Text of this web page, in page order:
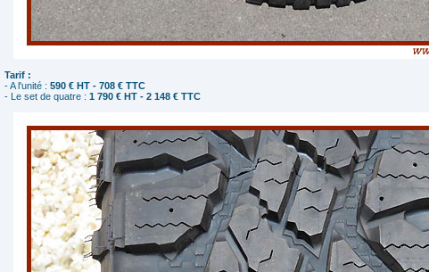
Tarif :
- A l'unité : 590 € HT - 708 € TTC
- Le set de quatre : 1 790 € HT - 2 148 € TTC